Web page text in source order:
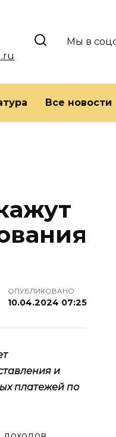
Мы в
Все новости
ОПУБЛИКОВАНО
10.04.2024 07:25
и
платежей по